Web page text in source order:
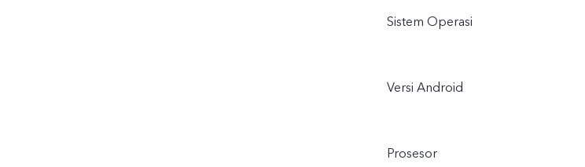
Sistem Operasi
Versi Android
Prosesor